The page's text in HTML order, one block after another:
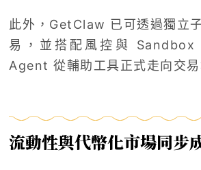
此外，GetClaw 已可透過獨立
易，並搭配風控與 Sandbox
Agent 從輔助工具正式走向交易
流動性與代幣化市場同步